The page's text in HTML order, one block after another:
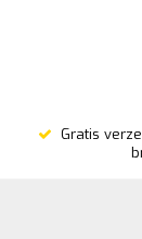
Gratis